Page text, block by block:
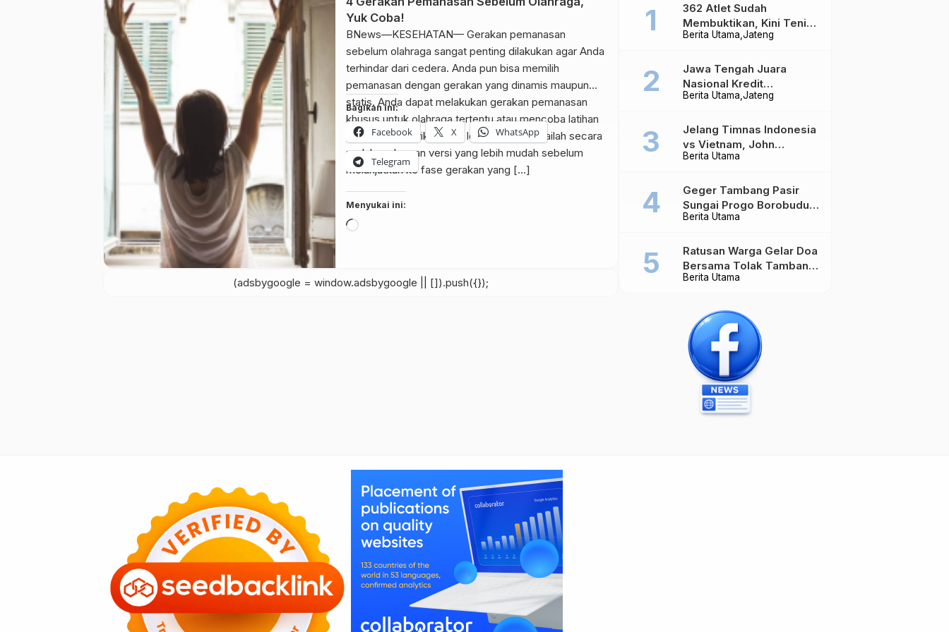
Yuk Coba!
BNews—KESEHATAN— Gerakan pemanasan
sebelum olahraga sangat penting dilakukan agar Anda
terhindar dari cedera. Anda pun bisa memilih
pemanasan dengan gerakan yang dinamis maupun
statis. Anda dapat melakukan gerakan pemanasan
khusus untuk olahraga tertentu atau mencoba latihan
pemanasan berikut yang lebih umum. Mulailah secara
perlahan dengan versi yang lebih mudah sebelum
melanjutkan ke fase gerakan yang […]
Bagikan ini:
Facebook X WhatsApp
Telegram
Menyukai ini:
Memuat...
(adsbygoogle = window.adsbygoogle || []).push({});
Berita Utama Jateng
362 Atlet Sudah
Membuktikan, Kini Tenis
Meja Jateng Dibidik Jadi
Berita Utama Jateng
Jawa Tengah Juara
Nasional Kredit
Perumahan, Realisasi
Berita Utama
Jelang Timnas Indonesia
vs Vietnam, John
Herdman Ungkap Hal
Berita Utama
Geger Tambang Pasir
Sungai Progo Borobudur,
Warga Sambeng Hentikan
Berita Utama
Ratusan Warga Gelar Doa
Bersama Tolak Tambang
Pasir di Sungai Progo